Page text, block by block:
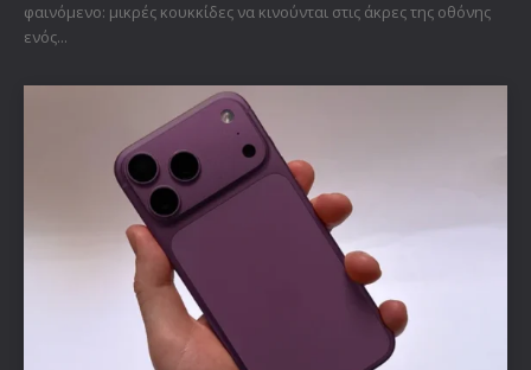
φαινόμενο: μικρές κουκκίδες να κινούνται στις άκρες της οθόνης
ενός...